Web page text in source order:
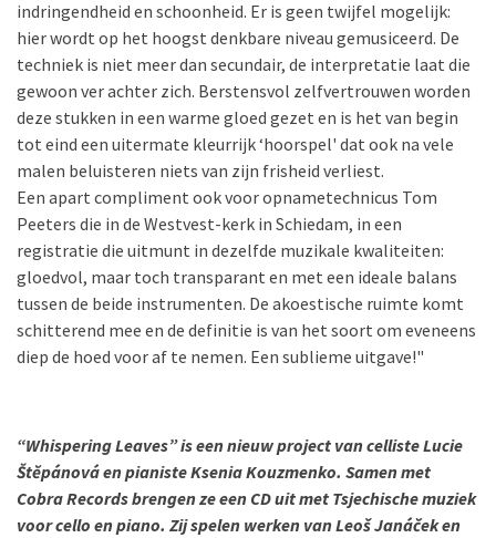
indringendheid en schoonheid. Er is geen twijfel mogelijk:
hier wordt op het hoogst denkbare niveau gemusiceerd. De
techniek is niet meer dan secundair, de interpretatie laat die
gewoon ver achter zich. Berstensvol zelfvertrouwen worden
deze stukken in een warme gloed gezet en is het van begin
tot eind een uitermate kleurrijk ‘hoorspel' dat ook na vele
malen beluisteren niets van zijn frisheid verliest.
Een apart compliment ook voor opnametechnicus Tom
Peeters die in de Westvest-kerk in Schiedam, in een
registratie die uitmunt in dezelfde muzikale kwaliteiten:
gloedvol, maar toch transparant en met een ideale balans
tussen de beide instrumenten. De akoestische ruimte komt
schitterend mee en de definitie is van het soort om eveneens
diep de hoed voor af te nemen. Een sublieme uitgave!"
“Whispering Leaves” is een nieuw project van celliste Lucie
Štĕpánová en pianiste Ksenia Kouzmenko. Samen met
Cobra Records brengen ze een CD uit met Tsjechische muziek
voor cello en piano. Zij spelen werken van Leoš Janáček en